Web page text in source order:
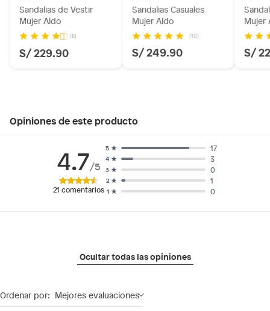
Tipo: Zapatos de vestir
Género vestuario: Mujer
Material: SINTÉTICO
Material de la suela: POLIURETANO ACUÁTICO
Sandalias de Vestir
Mujer Aldo
(8)
S/ 229.90
Sandalias Casuales
Mujer Aldo
(10)
S/ 249.90
Mujer
S/
Opiniones de este producto
4.7/5
21 comentarios 1 0
2 1
3 0
4 3
5 17
Ocultar todas las opiniones
Ordenar por: Mejores evaluaciones